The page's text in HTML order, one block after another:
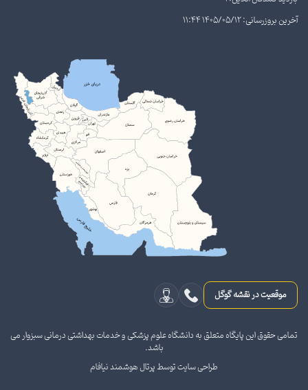
آخرین بروزرسانی: 1405/05/12 11:44
موقعیت در نقشه گوگل
تمامی حقوق این پایگاه متعلق به دانشگاه علوم پزشکی و خدمات بهداشتی درمانی سبزوار می
باشد.
طراحی سایت توسط پرتال هوشمند نیافام